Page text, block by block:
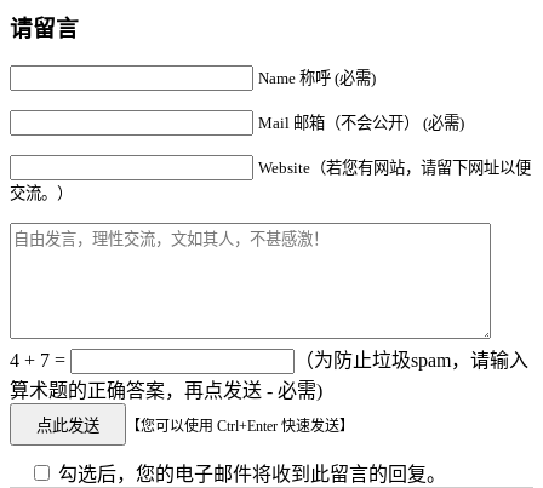
请留言
Name 称呼 (必需)
Mail 邮箱（不会公开） (必需)
Website（若您有网站，请留下网址以便
交流。）
4 + 7 =
（为防止垃圾spam，请输入
算术题的正确答案，再点发送 - 必需)
【您可以使用 Ctrl+Enter 快速发送】
勾选后，您的电子邮件将收到此留言的回复。